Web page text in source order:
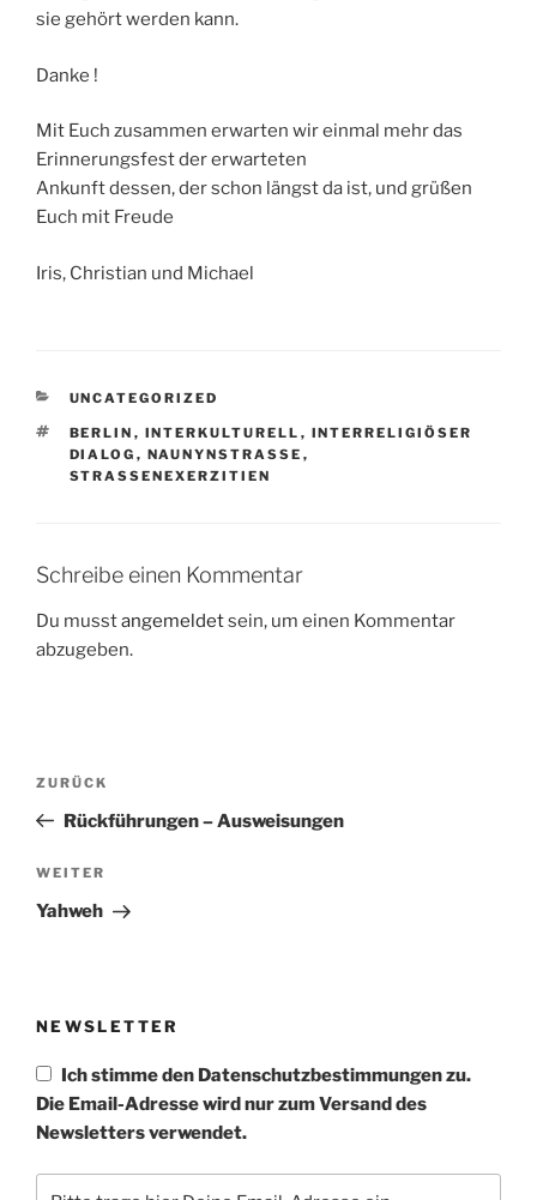
sie gehört werden kann.
Danke !
Mit Euch zusammen erwarten wir einmal mehr das
Erinnerungsfest der erwarteten
Ankunft dessen, der schon längst da ist, und grüßen
Euch mit Freude
Iris, Christian und Michael
KATEGORIEN
UNCATEGORIZED
SCHLAGWÖRTER
BERLIN , INTERKULTURELL , INTERRELIGIÖSER
DIALOG , NAUNYNSTRASSE
,
STRASSENEXERZITIEN
Schreibe einen Kommentar
Du musstangemeldetsein, um einen Kommentar
abzugeben.
Beitragsnavigation
Vorheriger
Beitrag
ZURÜCK
Rückführungen – Ausweisungen
Nächster
Beitrag
WEITER
Yahweh
NEWSLETTER
Ich stimme den Datenschutzbestimmungen zu.
Die Email-Adresse wird nur zum Versand des
Newsletters verwendet.